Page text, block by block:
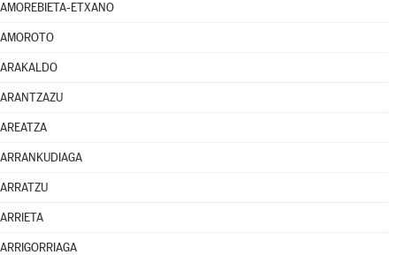
AMOREBIETA-ETXANO
AMOROTO
ARAKALDO
ARANTZAZU
AREATZA
ARRANKUDIAGA
ARRATZU
ARRIETA
ARRIGORRIAGA